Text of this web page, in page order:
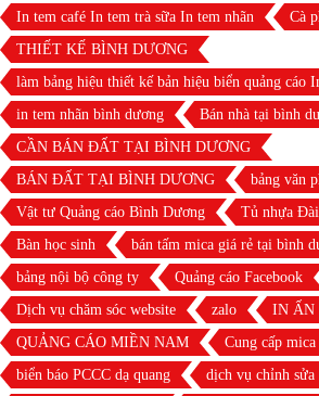
In tem café In tem trà sữa In tem nhãn
Cà
THIẾT KẾ BÌNH DƯƠNG
làm bảng hiệu thiết kế bản hiệu biển quảng cáo
in tem nhãn bình dương
Bán nhà tại bình
CẦN BÁN ĐẤT TẠI BÌNH DƯƠNG
BÁN ĐẤT TẠI BÌNH DƯƠNG
bảng văn
Vật tư Quảng cáo Bình Dương
Tủ nhựa
Bàn học sinh
bán tấm mica giá rẻ tại bình
bảng nội bộ công ty
Quảng cáo Facebook
Dịch vụ chăm sóc website
zalo
IN ẤN
QUẢNG CÁO MIỀN NAM
Cung cấp
biển báo PCCC dạ quang
dịch vụ chỉnh sửa